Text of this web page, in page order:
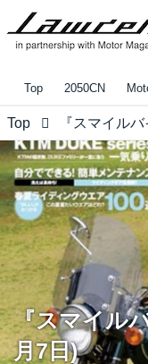
Top 2050CN
Top
『スマイル
月7日)